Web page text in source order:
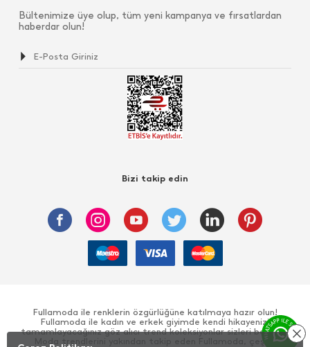
Bültenimize üye olup, tüm yeni kampanya ve fırsatlardan
haberdar olun!
Bizi takip edin
Fullamoda ile renklerin özgürlüğüne katılmaya hazır olun!
Fullamoda ile kadın ve erkek giyimde kendi hikayenizi
tamamlayacağınız göz alıcı trend koleksiyonlar sizleri bekliyor!
Moda trendlerini yakından takip eden Fullamoda, çeşitli